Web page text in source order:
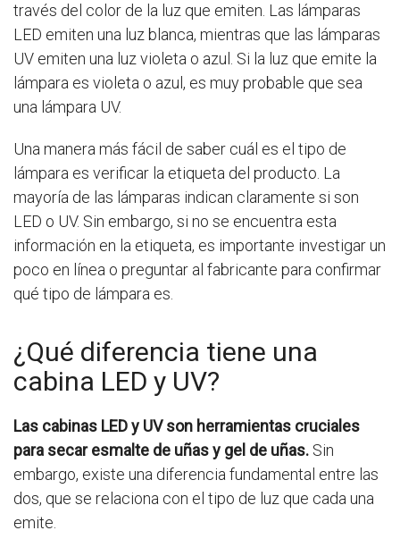
través del color de la luz que emiten. Las lámparas
LED emiten una luz blanca, mientras que las lámparas
UV emiten una luz violeta o azul. Si la luz que emite la
lámpara es violeta o azul, es muy probable que sea
una lámpara UV.
Una manera más fácil de saber cuál es el tipo de
lámpara es verificar la etiqueta del producto. La
mayoría de las lámparas indican claramente si son
LED o UV. Sin embargo, si no se encuentra esta
información en la etiqueta, es importante investigar un
poco en línea o preguntar al fabricante para confirmar
qué tipo de lámpara es.
¿Qué diferencia tiene una
cabina LED y UV?
Las cabinas LED y UV son herramientas cruciales
para secar esmalte de uñas y gel de uñas. Sin
embargo, existe una diferencia fundamental entre las
dos, que se relaciona con el tipo de luz que cada una
emite.